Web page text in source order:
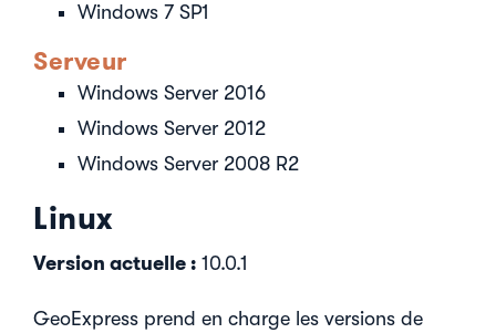
Windows 7 SP1
Serveur
Windows Server 2016
Windows Server 2012
Windows Server 2008 R2
Linux
Version actuelle : 10.0.1
GeoExpress prend en charge les versions de